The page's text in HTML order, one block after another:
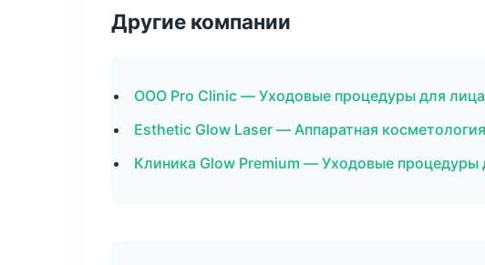
Другие компании
ООО Pro Clinic — Уходовые процедуры для
Esthetic Glow Laser — Аппаратная
Клиника Glow Premium — Уходовые процедуры